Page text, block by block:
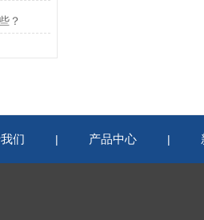
？
们 | 产品中心 |